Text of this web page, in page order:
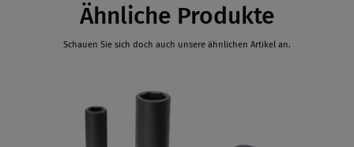
Ähnliche Produkte
Schauen Sie sich doch auch unsere ähnlichen Artikel an.